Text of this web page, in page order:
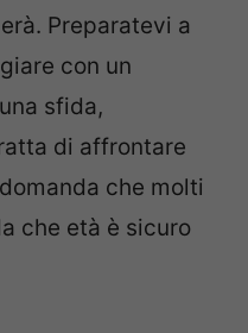
Preparatevi a
con un
sfida,
di affrontare
che molti
che età è sicuro